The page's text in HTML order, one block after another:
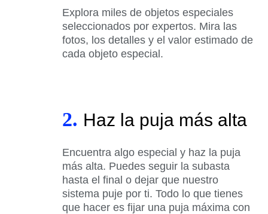
Explora miles de objetos especiales
seleccionados por expertos. Mira las
fotos, los detalles y el valor estimado de
cada objeto especial.
2. Haz la puja más alta
Encuentra algo especial y haz la puja
más alta. Puedes seguir la subasta
hasta el final o dejar que nuestro
sistema puje por ti. Todo lo que tienes
que hacer es fijar una puja máxima con